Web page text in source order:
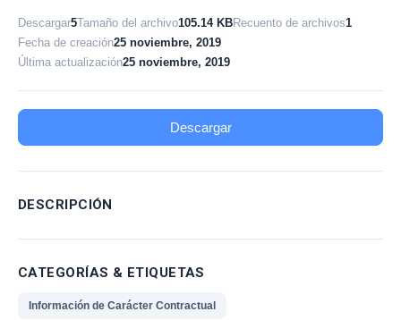
Descargar5Tamaño del archivo105.14 KBRecuento de archivos1
Fecha de creación25 noviembre, 2019
Última actualización25 noviembre, 2019
Descargar
DESCRIPCIÓN
CATEGORÍAS & ETIQUETAS
Información de Carácter Contractual